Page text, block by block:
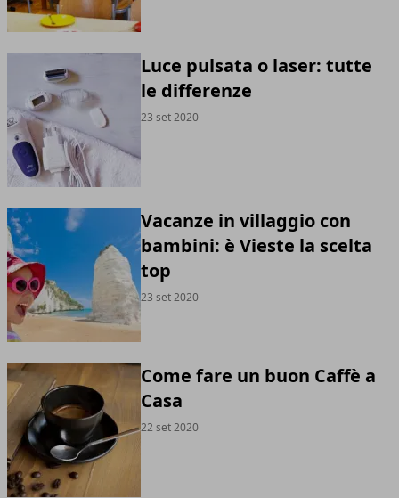
Luce pulsata o laser: tutte
le differenze
23 set 2020
Vacanze in villaggio con
bambini: è Vieste la scelta
top
23 set 2020
Come fare un buon Caffè a
Casa
22 set 2020